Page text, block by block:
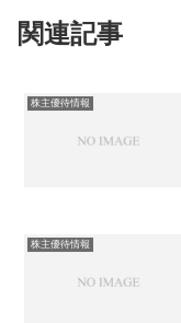
関連記事
株主優待情報
株主優待情報